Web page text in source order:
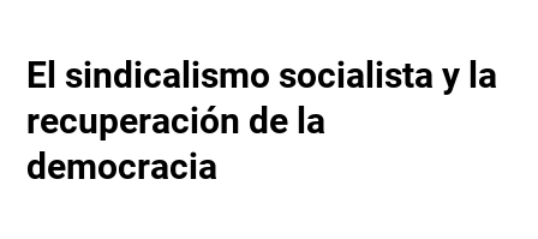
El sindicalismo socialista y la
recuperación de la
democracia